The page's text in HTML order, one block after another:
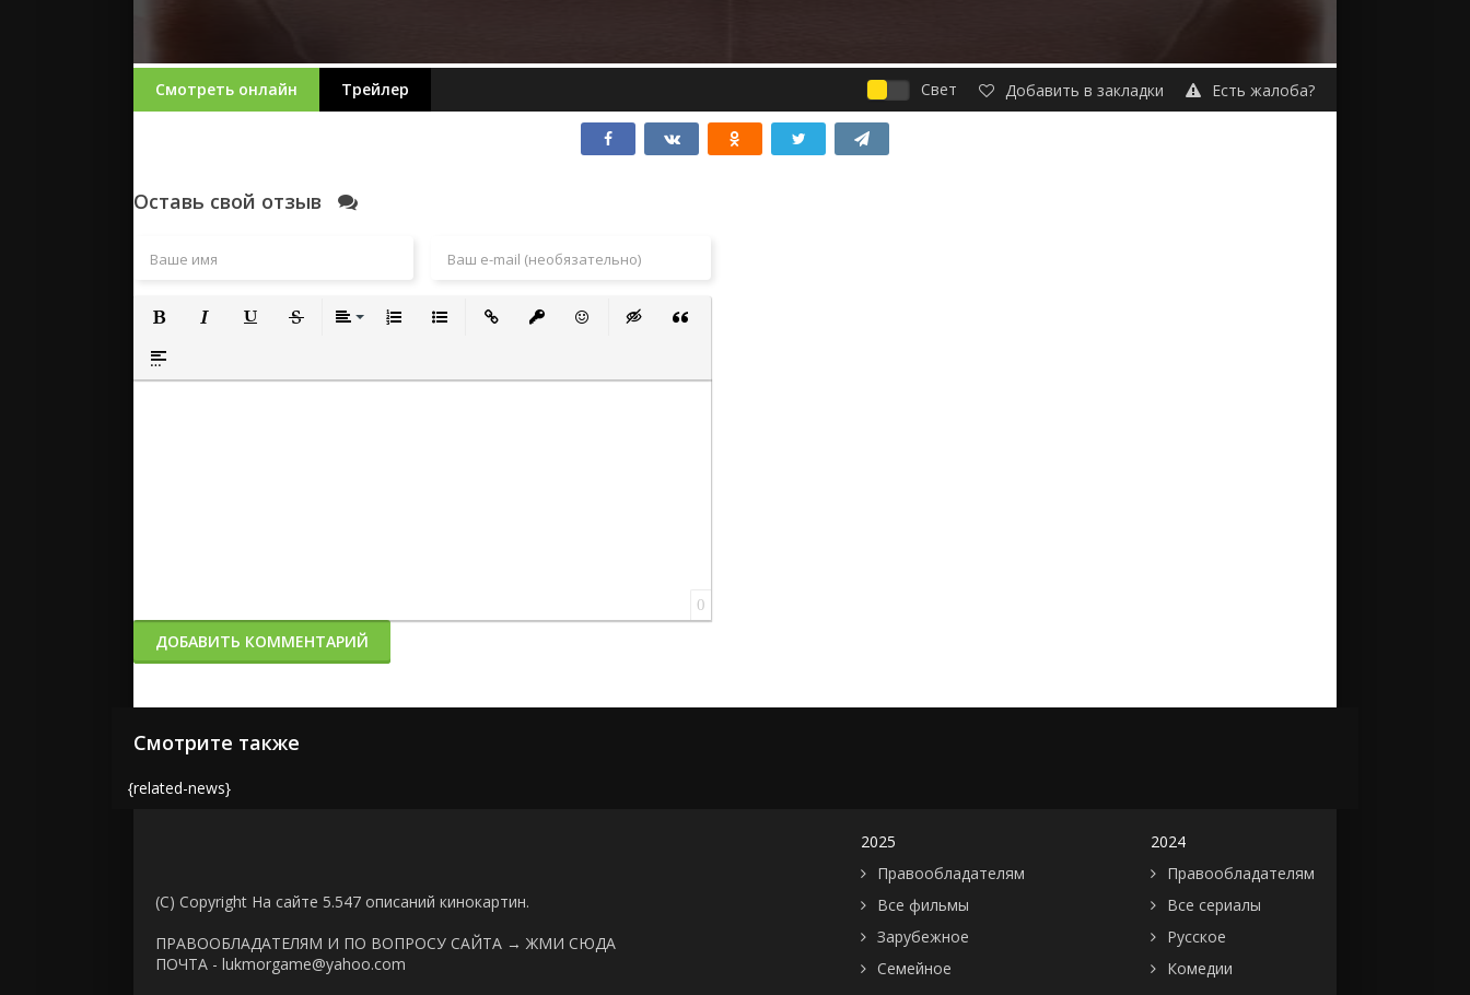
Смотреть онлайн Трейлер Свет Добавить в закладки Есть жалоба?
Оставь свой отзыв
Полужирный
Вставка спойлера
0
ДОБАВИТЬ КОММЕНТАРИЙ
Смотрите также
{related-news}
(C) Copyright На сайте 5.547 описаний кинокартин.
ПРАВООБЛАДАТЕЛЯМ И ПО ВОПРОСУ САЙТА → ЖМИ СЮДА
ПОЧТА - lukmorgame@yahoo.com
2025
Правообладателям
Все фильмы
Зарубежное
Семейное
2024
Правообладателям
Все сериалы
Русское
Комедии